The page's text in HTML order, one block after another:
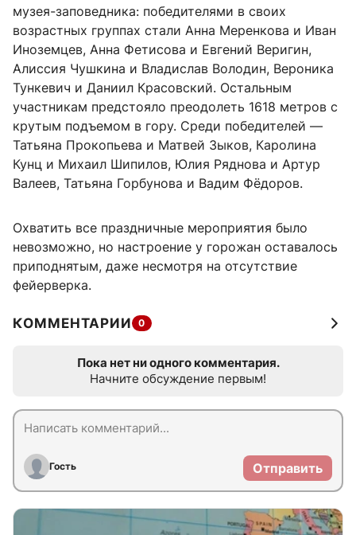
музея-заповедника: победителями в своих
возрастных группах стали Анна Меренкова и Иван
Иноземцев, Анна Фетисова и Евгений Веригин,
Алиссия Чушкина и Владислав Володин, Вероника
Тункевич и Даниил Красовский. Остальным
участникам предстояло преодолеть 1618 метров с
крутым подъемом в гору. Среди победителей —
Татьяна Прокопьева и Матвей Зыков, Каролина
Кунц и Михаил Шипилов, Юлия Ряднова и Артур
Валеев, Татьяна Горбунова и Вадим Фёдоров.
Охватить все праздничные мероприятия было
невозможно, но настроение у горожан оставалось
приподнятым, даже несмотря на отсутствие
фейерверка.
КОММЕНТАРИИ 0
Пока нет ни одного комментария.
Начните обсуждение первым!
Гость Отправить